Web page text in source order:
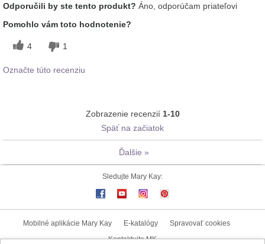
tohto prípravku?
pokožke
Odporučili by ste tento produkt? Áno, odporúčam priateľovi
Pomohlo vám toto hodnotenie?
4 1
Označte túto recenziu
Zobrazenie recenzií 1-10
Späť na začiatok
Ďalšie »
Sledujte Mary Kay:
Mobilné aplikácie Mary Kay E-katalógy
Spravovať cookies
Kontaktujte MK